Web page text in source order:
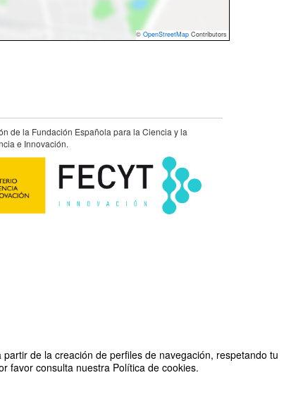
de la creación de perfiles de navegación, respetando tu
favor consulta nuestra Política de cookies.
© OpenStreetMap Contributors
de la Fundación Española para la Ciencia y la
e Innovación.
de Cultura Científica y de la Innovación (UCC+I)